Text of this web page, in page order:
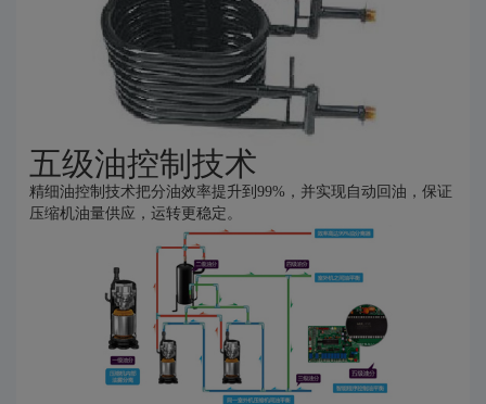
五级油控制技术
精细油控制技术把分油效率提升到99%，并实现自动回油，保证
压缩机油量供应，运转更稳定。